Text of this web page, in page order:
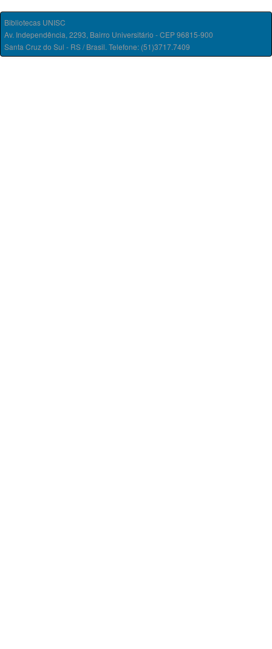
Bibliotecas UNISC
Av. Independência, 2293, Bairro Universitário - CEP 96815-900
Santa Cruz do Sul - RS / Brasil. Telefone: (51)3717.7409